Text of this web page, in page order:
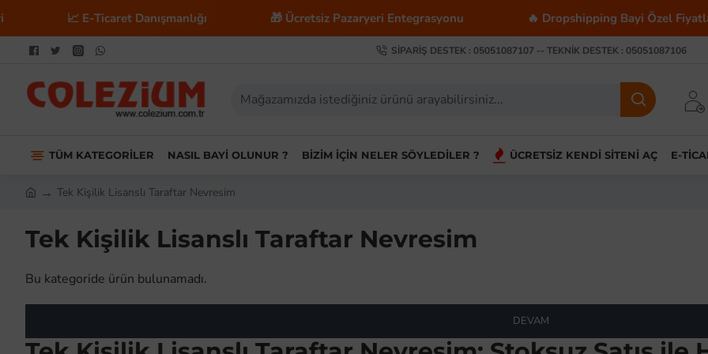
📈 E-Ticaret Danışmanlığı 🎁 Ücretsiz Pazaryeri Entegrasyonu 🔥 Dropshipping Bayi Özel Fiyatları
SIPARIŞ DESTEK : 05051087107 -- TEKNIK DESTEK : 05051087106
TÜM KATEGORILER NASIL BAYI OLUNUR ? BIZIM İÇIN NELER SÖYLEDILER ? ÜCRETSIZ KENDI SITENI AÇ E-
Tek Kişilik Lisanslı Taraftar Nevresim
Tek Kişilik Lisanslı Taraftar Nevresim
Bu kategoride ürün bulunamadı.
DEVAM